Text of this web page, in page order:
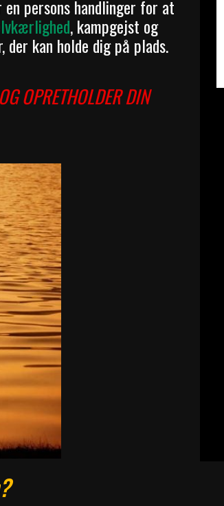
persons handlinger for at
, kampgejst og
kan holde dig på plads.
OPRETHOLDER DIN